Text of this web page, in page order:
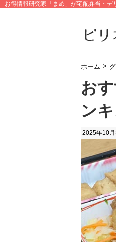
お得情報研究家「まめ」が宅配弁当・デ
ホーム >
お
ン
2025年10月